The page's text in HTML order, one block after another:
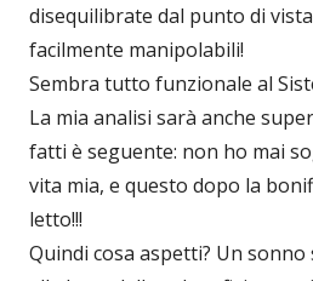
disequilibrate dal punto di
facilmente manipolabili!
Sembra tutto funzionale al
La mia analisi sarà anche
fatti è seguente: non ho mai
vita mia, e questo dopo la
letto!!!
Quindi cosa aspetti? Un